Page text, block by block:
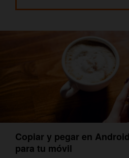
Copiar y pegar en
para tu móvil